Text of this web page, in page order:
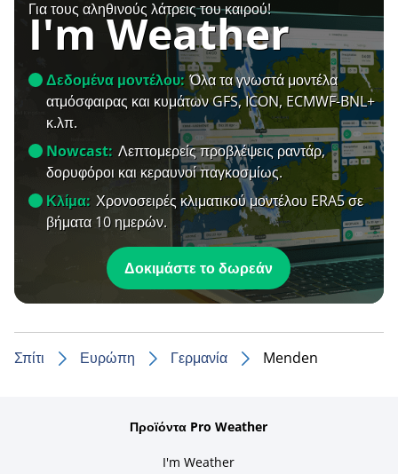
Για τους αληθινούς λάτρεις του καιρού!
I'm Weather
Δεδομένα μοντέλου: Όλα τα γνωστά μοντέλα
ατμόσφαιρας και κυμάτων GFS, ICON, ECMWF-BNL+
κ.λπ.
Nowcast: Λεπτομερείς προβλέψεις ραντάρ,
δορυφόροι και κεραυνοί παγκοσμίως.
Κλίμα: Χρονοσειρές κλιματικού μοντέλου ERA5 σε
βήματα 10 ημερών.
Δοκιμάστε το δωρεάν
Σπίτι Ευρώπη Γερμανία Menden
Προϊόντα Pro Weather
I'm Weather